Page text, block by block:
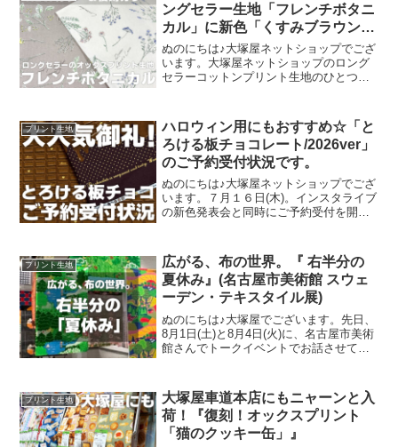
ングセラー生地「フレンチボタニ
カル」に新色「くすみブラウン」
が登場！
ぬのにちは♪大塚屋ネットショップでござ
います。大塚屋ネットショップのロング
セラーコットンプリント生地のひとつ
た「ペールピンク」の再販が、この度決
定いたしました。2026
プリント生地
ハロウィン用にもおすすめ☆「と
ろける板チョコレート/2026ver」
のご予約受付状況です。
ぬのにちは♪大塚屋ネットショップでござ
います。７月１６日(木)。インスタライブ
の新色発表会と同時にご予約受付を開始
ョン。「復刻カラー３色」と「新色３
色」の全６色にて展
プリント生地
広がる、布の世界。『 右半分の
夏休み』(名古屋市美術館 スウェ
ーデン・テキスタイル展)
ぬのにちは♪大塚屋でございます。先日、
8月1日(土)と8月4日(火)に、名古屋市美術
館さんでトークイベントでお話させてい
客さまにご来場いただきましたことを御
礼申し上
プリント生地
大塚屋車道本店にもニャーンと入
荷！『復刻！オックスプリント
「猫のクッキー缶」』